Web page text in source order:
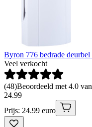
Byron 776 bedrade
Veel verkocht
(48)Beoordeeld met 4.0
24.99
Prijs: 24.99 euro